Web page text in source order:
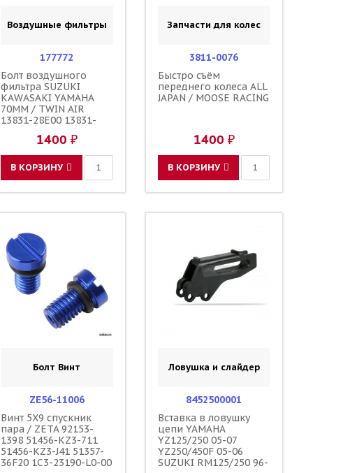
Воздушные фильтры
177772
Болт воздушного
фильтра SUZUKI
KAWASAKI YAMAHA
70ММ / TWIN AIR
13831-28E00 13831-
90122-06030-00 90122-
06005-00 92153-0623
1400 ₽
В КОРЗИНУ
Запчасти для колес
3811-0076
Быстро съём
переднего колеса ALL
JAPAN / MOOSE RACING
1400 ₽
В КОРЗИНУ
Болт Винт
ZE56-11006
Винт 5X9 спускник
пара / ZETA 92153-
1398 51456-KZ3-711
51456-KZ3-J41 51357-
36F20 1C3-23190-L0-00
Ловушка и слайдер
8452500001
Вставка в ловушку
цепи YAMAHA
YZ125/250 05-07
YZ250/450F 05-06
SUZUKI RM125/250 96-